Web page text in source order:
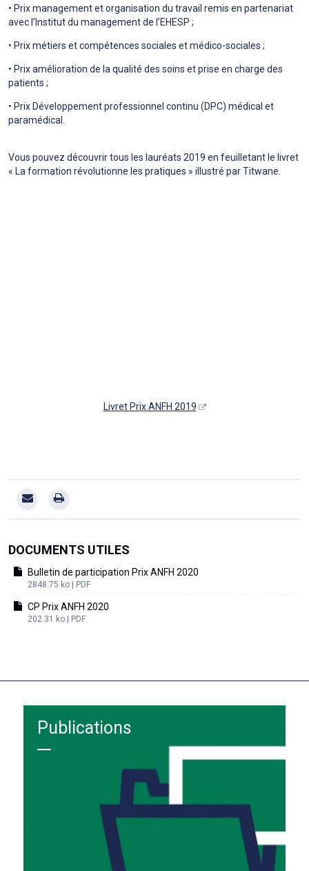
• Prix management et organisation du travail remis en partenariat
avec l’Institut du management de l’EHESP ;
• Prix métiers et compétences sociales et médico-sociales ;
• Prix amélioration de la qualité des soins et prise en charge des
patients ;
• Prix Développement professionnel continu (DPC) médical et
paramédical.
Vous pouvez découvrir tous les lauréats 2019 en feuilletant le livret
« La formation révolutionne les pratiques » illustré par Titwane.
Livret Prix ANFH 2019
DOCUMENTS UTILES
Bulletin de participation Prix ANFH 2020
2848.75 ko | PDF
CP Prix ANFH 2020
202.31 ko | PDF
Publications